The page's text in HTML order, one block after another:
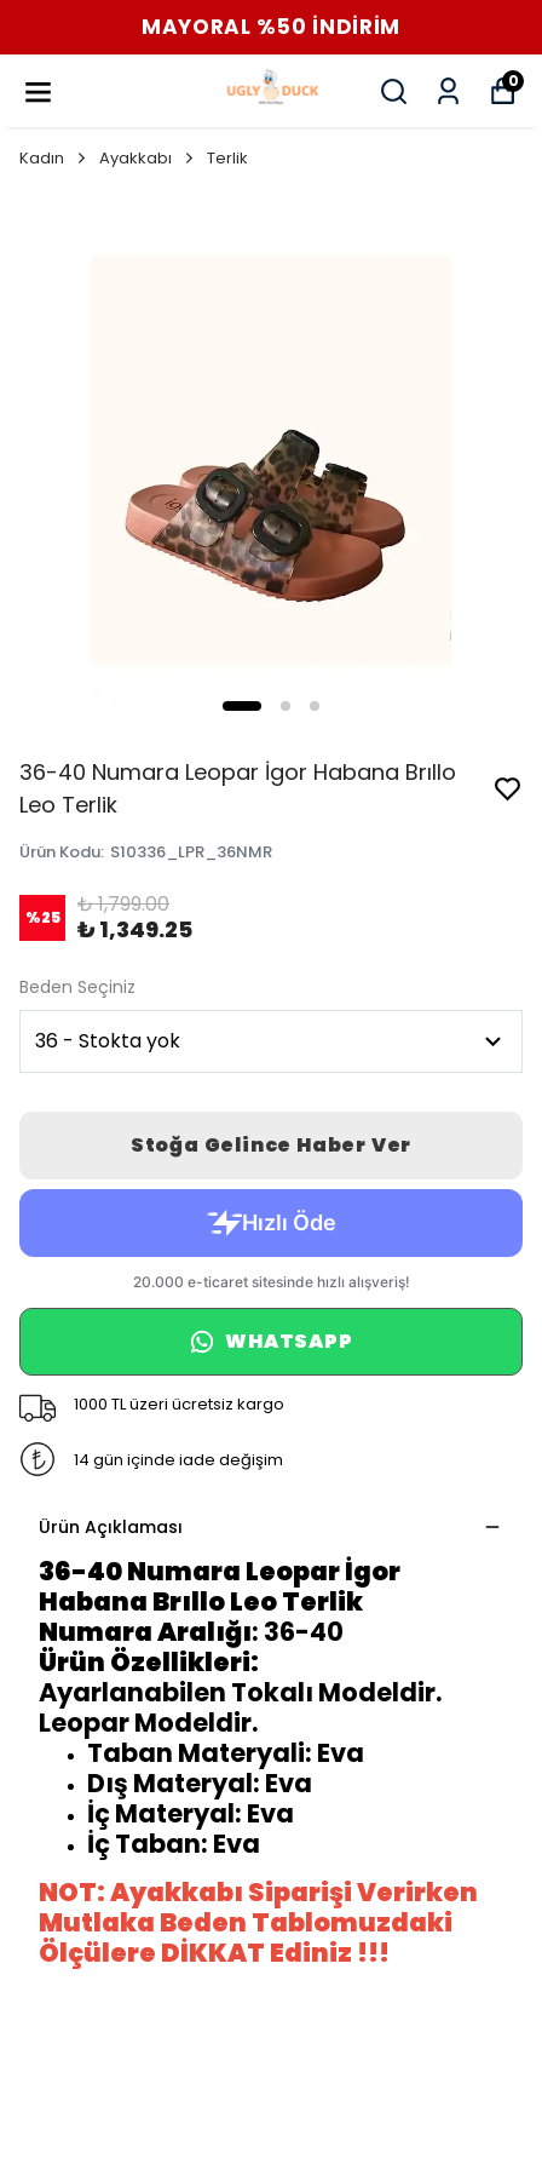
MAYORAL %50 İNDİRİM
0
Kadın Ayakkabı Terlik
36-40 Numara Leopar İgor Habana Brıllo
Leo Terlik
Ürün Kodu: S10336_LPR_36NMR
%25 ₺ 1,799.00
₺ 1,349.25
Beden Seçiniz
Stoğa Gelince Haber Ver
WHATSAPP
1000 TL üzeri ücretsiz kargo
14 gün içinde iade değişim
Ürün Açıklaması
36-40 Numara Leopar İgor
Habana Brıllo Leo Terlik
Numara Aralığı: 36-40
Ürün Özellikleri:
Ayarlanabilen Tokalı Modeldir.
Leopar Modeldir.
Taban Materyali: Eva
Dış Materyal: Eva
İç Materyal: Eva
İç Taban: Eva
NOT: Ayakkabı Siparişi Verirken
Mutlaka Beden Tablomuzdaki
Ölçülere DİKKAT Ediniz !!!